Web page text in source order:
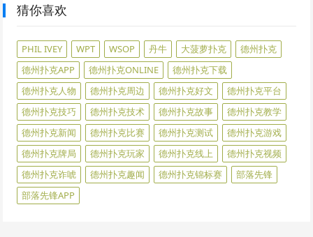
猜你喜欢
PHIL IVEY WPT WSOP 丹牛 大菠萝扑克
德州扑克
德州扑克APP
德州扑克ONLINE
德州扑克下载
德州扑克人物
德州扑克周边 德州扑克好文
德州扑克平台
德州扑克技巧
德州扑克技术 德州扑克故事
德州扑克教学
德州扑克新闻
德州扑克比赛 德州扑克测试
德州扑克游戏
德州扑克牌局
德州扑克玩家 德州扑克线上
德州扑克视频
德州扑克诈唬
德州扑克趣闻 德州扑克锦标赛
部落先锋
部落先锋APP